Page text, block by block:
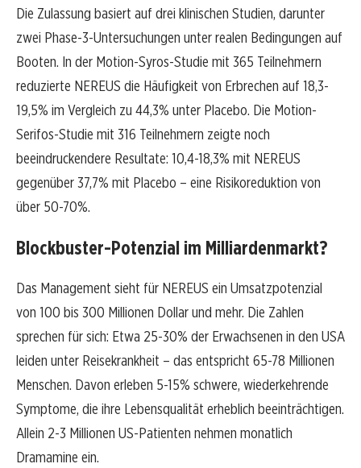
Die Zulassung basiert auf drei klinischen Studien, darunter
zwei Phase-3-Untersuchungen unter realen Bedingungen auf
Booten. In der Motion-Syros-Studie mit 365 Teilnehmern
reduzierte NEREUS die Häufigkeit von Erbrechen auf 18,3-
19,5% im Vergleich zu 44,3% unter Placebo. Die Motion-
Serifos-Studie mit 316 Teilnehmern zeigte noch
beeindruckendere Resultate: 10,4-18,3% mit NEREUS
gegenüber 37,7% mit Placebo – eine Risikoreduktion von
über 50-70%.
Blockbuster-Potenzial im Milliardenmarkt?
Das Management sieht für NEREUS ein Umsatzpotenzial
von 100 bis 300 Millionen Dollar und mehr. Die Zahlen
sprechen für sich: Etwa 25-30% der Erwachsenen in den USA
leiden unter Reisekrankheit – das entspricht 65-78 Millionen
Menschen. Davon erleben 5-15% schwere, wiederkehrende
Symptome, die ihre Lebensqualität erheblich beeinträchtigen.
Allein 2-3 Millionen US-Patienten nehmen monatlich
Dramamine ein.